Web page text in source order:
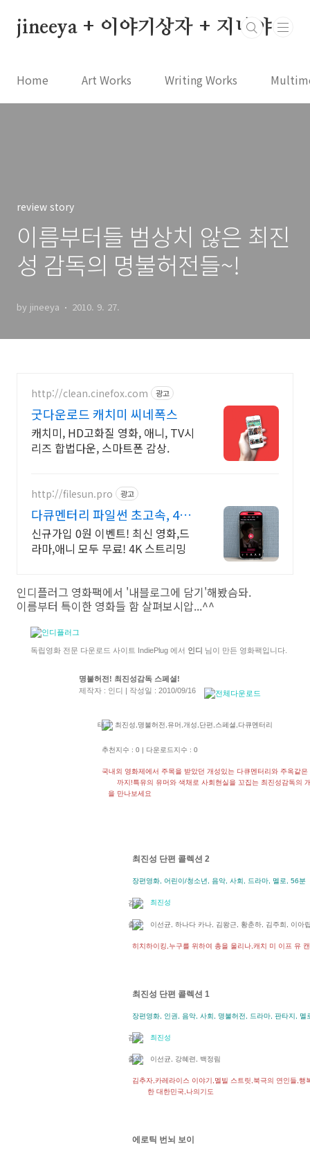
jineeya + 이야기상자 + 지니야
Home Art Works Writing Works
review story
이름부터들 범상치 않은 최진
성 감독의 명불허전들~!
by jineeya 2010. 9. 27.
http://clean.cinefox.com 광고
굿다운로드 캐치미 씨네폭스
캐치미, HD고화질 영화, 애니, TV시
리즈 합법다운, 스마트폰 감상.
http://filesun.pro 광고
다큐멘터리 파일썬 초고속, 4K
실시간 보기!
신규가입 0원 이벤트! 최신 영화,드
라마,애니 모두 무료! 4K 스트리밍
인디플러그 영화팩에서 '내블로그에 담기'해봤슴돠.
이름부터 특이한 영화들 함 살펴보시압...^^
독립영화 전문 다운로드 사이트 IndiePlug 에서 인디 님이 만든 영화팩입니다.
명불허전! 최진성감독 스페셜!
제작자 : 인디 | 작성일 : 2010/09/16
최진성,명불허전,유머,개성,단편,스페셜,다큐멘터리
추천지수 : 0 | 다운로드지수 : 0
국내외 영화제에서 주목을 받았던 개성있는 다큐멘터리와 주옥같은
까지!특유의 유머와 색채로 사회현실을 꼬집는 최진성감독의
을 만나보세요
최진성 단편 콜렉션 2
장편영화, 어린이/청소년, 음악, 사회, 드라마, 멜로, 56분
최진성
이선균, 하나다 카나, 김왕근, 황춘하, 김주희, 이아
히치하이킹,누구를 위하여 총을 울리나,캐치 미 이프 유 캔
최진성 단편 콜렉션 1
장편영화, 인권, 음악, 사회, 명불허전, 드라마, 판타지, 멜
최진성
이선균, 강혜련, 백정림
김추자,카레라이스 이야기,멜빌 스트릿,북극의 연인들,행
한 대한민국,나의기도
에로틱 번뇌 보이